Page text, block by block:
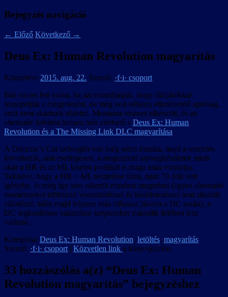
Bejegyzés navigáció
← Előző Következő →
Deus Ex: Human Revolution magyarítás
Közzétéve 2015. aug. 22. Szerző: ·f·i· csoport
Bár vicces lett volna, ha azt mondhatjuk, hogy tűzijátékkal
ünnepeljük a megjelenést, de még volt néhány elintézendő apróság,
amit nem akartunk elsietni. Mostanra viszont elkészült, és az
alternatív letöltési helyen már elérhető a Deus Ex: Human
Revolution és a The Missing Link DLC magyarítása.
A Director’s Cut szövegén van még némi munka, majd a tesztelés
következik, ami esetlegesen, a megosztott szövegkészletek miatt
akár a HR és az ML kisebb javítását is maga után vonhatja.
Tekintve, hogy a HR + ML tesztelése több, mint 70 órát vett
igénybe, és még így sem sikerült mindent megnézni (egyes alternatív
eseményeket többszöri visszatöltéssel és kísérletezéssel sem sikerült
előidézni; talán majd teljesen más stílussal játszva a DC során), a
DC legkorábban valamikor szeptember második felében lesz
várható.
Kategória: Deus Ex: Human Revolution, letöltés, magyarítás |
Szerző: ·f·i· csoport | Közvetlen link a könyvjelzőbe.
33 hozzászólás a(z) “Deus Ex: Human
Revolution magyarítás” bejegyzéshez